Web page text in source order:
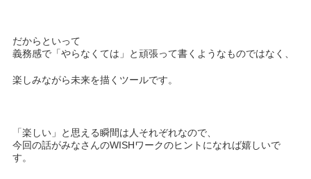
だからといって
義務感で「やらなくては」と頑張って書くようなものではなく、
楽しみながら未来を描くツールです。
「楽しい」と思える瞬間は人それぞれなので、
今回の話がみなさんのWISHワークのヒントになれば嬉しいで
す。